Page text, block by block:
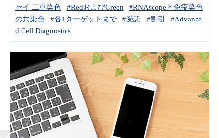
セイ 二重染色
#RedおよびGreen
#RNAscopeと免疫染色
の共染色
#各1ターゲットまで #受託 #割引
#Advance
d Cell Diagnostics